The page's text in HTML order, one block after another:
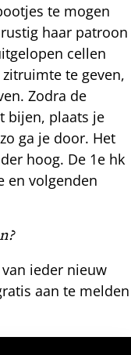
te mogen
haar patroon
cellen
te geven,
Zodra de
bijen, plaats je
ga je door. Het
hoog. De 1e hk
en volgenden
ieder nieuw
aan te melden